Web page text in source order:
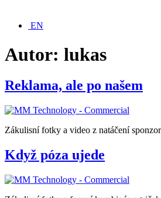
EN
Autor: lukas
Reklama, ale po našem
Zákulisní fotky a video z natáčení
Když póza ujede